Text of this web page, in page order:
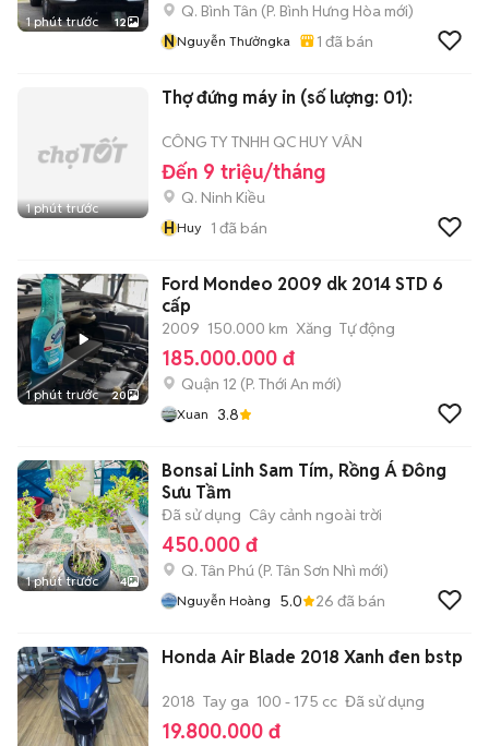
1 phút trước 12
Q. Bình Tân (P. Bình Hưng Hòa mới)
NNguyễn Thưởngka 1 đã bán
1 phút trước
Thợ đứng máy in (số lượng: 01):
CÔNG TY TNHH QC HUY VÂN
Đến 9 triệu/tháng
Q. Ninh Kiều
HHuy 1 đã bán
1 phút trước 20
Ford Mondeo 2009 dk 2014 STD 6
cấp
2009 150.000 km Xăng Tự động
185.000.000 đ
Quận 12 (P. Thới An mới)
Xuan 3.8
1 phút trước 4
Bonsai Linh Sam Tím, Rồng Á Đông
Sưu Tầm
Đã sử dụng Cây cảnh ngoài trời
450.000 đ
Q. Tân Phú (P. Tân Sơn Nhì mới)
Nguyễn Hoàng 5.0 26 đã bán
Honda Air Blade 2018 Xanh đen bstp
2018 Tay ga 100 - 175 cc Đã sử dụng
19.800.000 đ